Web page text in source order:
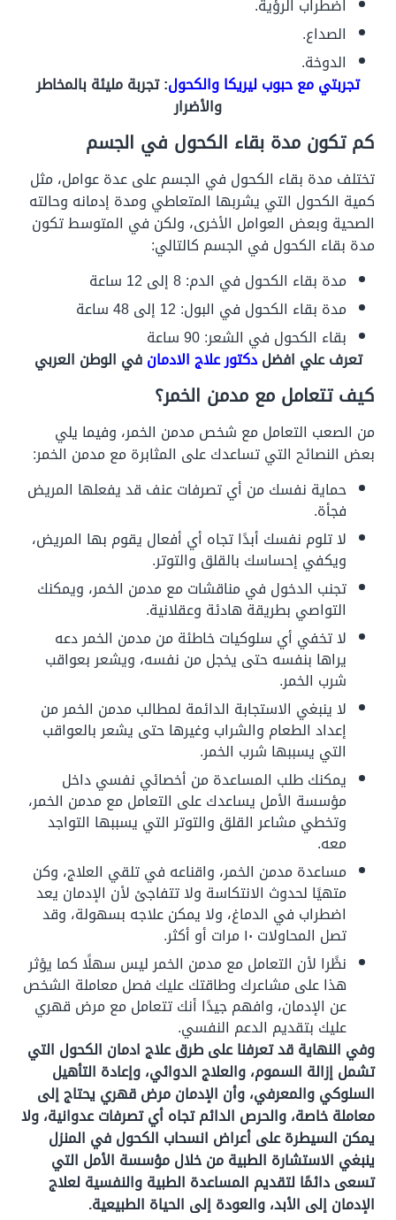
اضطراب الرؤية.
الصداع.
الدوخة.
تجربتي مع حبوب ليريكا والكحول: تجربة مليئة بالمخاطر
والأضرار
كم تكون مدة بقاء الكحول في الجسم
تختلف مدة بقاء الكحول في الجسم على عدة عوامل، مثل
كمية الكحول التي يشربها المتعاطي ومدة إدمانه وحالته
الصحية وبعض العوامل الأخرى، ولكن في المتوسط تكون
مدة بقاء الكحول في الجسم كالتالي:
مدة بقاء الكحول في الدم: 8 إلى 12 ساعة
مدة بقاء الكحول في البول: 12 إلى 48 ساعة
بقاء الكحول في الشعر: 90 ساعة
تعرف علي افضلدكتور علاج الادمانفي الوطن العربي
كيف تتعامل مع مدمن الخمر؟
من الصعب التعامل مع شخص مدمن الخمر، وفيما يلي
بعض النصائح التي تساعدك على المثابرة مع مدمن الخمر:
حماية نفسك من أي تصرفات عنف قد يفعلها المريض
فجأة.
لا تلوم نفسك أبدًا تجاه أي أفعال يقوم بها المريض،
ويكفي إحساسك بالقلق والتوتر.
تجنب الدخول في مناقشات مع مدمن الخمر، ويمكنك
التواصي بطريقة هادئة وعقلانية.
لا تخفي أي سلوكيات خاطئة من مدمن الخمر دعه
يراها بنفسه حتى يخجل من نفسه، ويشعر بعواقب
شرب الخمر.
لا ينبغي الاستجابة الدائمة لمطالب مدمن الخمر من
إعداد الطعام والشراب وغيرها حتى يشعر بالعواقب
التي يسببها شرب الخمر.
يمكنك طلب المساعدة من أخصائي نفسي داخل
مؤسسة الأمل يساعدك على التعامل مع مدمن الخمر،
وتخطي مشاعر القلق والتوتر التي يسببها التواجد
معه.
مساعدة مدمن الخمر، واقناعه في تلقي العلاج، وكن
متهيًا لحدوث الانتكاسة ولا تتفاجئ لأن الإدمان يعد
اضطراب في الدماغ، ولا يمكن علاجه بسهولة، وقد
تصل المحاولات ١٠ مرات أو أكثر.
نظًرا لأن التعامل مع مدمن الخمر ليس سهلًا كما يؤثر
هذا على مشاعرك وطاقتك عليك فصل معاملة الشخص
عن الإدمان، وافهم جيدًا أنك تتعامل مع مرض قهري
عليك بتقديم الدعم النفسي.
وفي النهاية قد تعرفنا على طرق علاج ادمان الكحول التي
تشمل إزالة السموم، والعلاج الدوائي، وإعادة التأهيل
السلوكي والمعرفي، وأن الإدمان مرض قهري يحتاج إلى
معاملة خاصة، والحرص الدائم تجاه أي تصرفات عدوانية، ولا
يمكن السيطرة على أعراض انسحاب الكحول في المنزل
ينبغي الاستشارة الطبية من خلال مؤسسة الأمل التي
تسعى دائمًا لتقديم المساعدة الطبية والنفسية لعلاج
الإدمان إلى الأبد، والعودة إلى الحياة الطبيعية.